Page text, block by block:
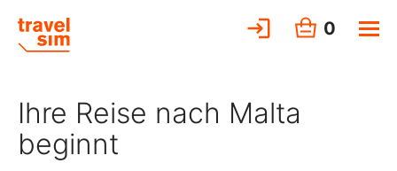
0
Ihre Reise nach Malta
beginnt